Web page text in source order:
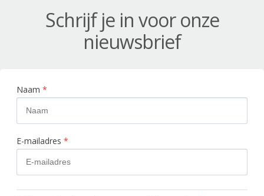
Schrijf je in voor onze
nieuwsbrief
Naam *
E-mailadres *